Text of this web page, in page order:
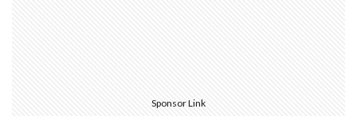
Sponsor Link